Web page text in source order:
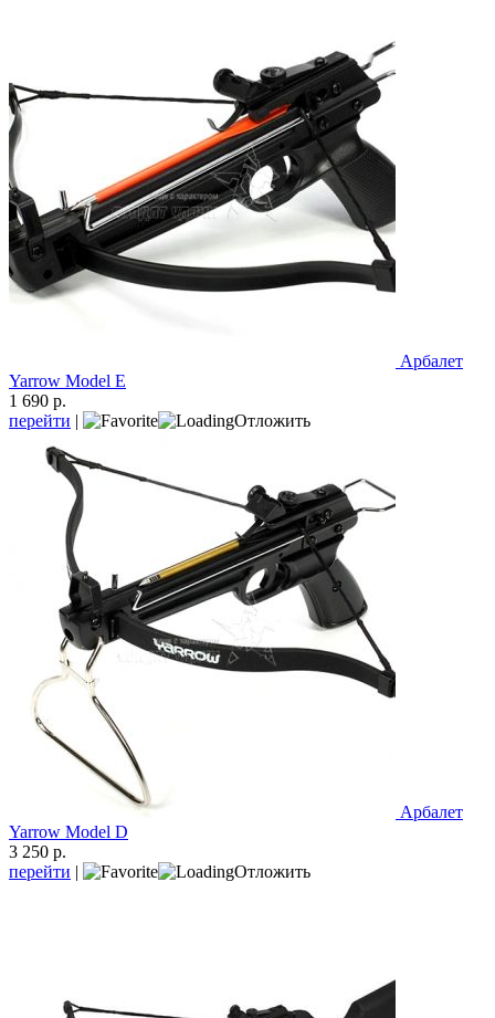
Арбалет
Yarrow Model E
1 690 р.
перейти | Отложить
Арбалет
Yarrow Model D
3 250 р.
перейти | Отложить